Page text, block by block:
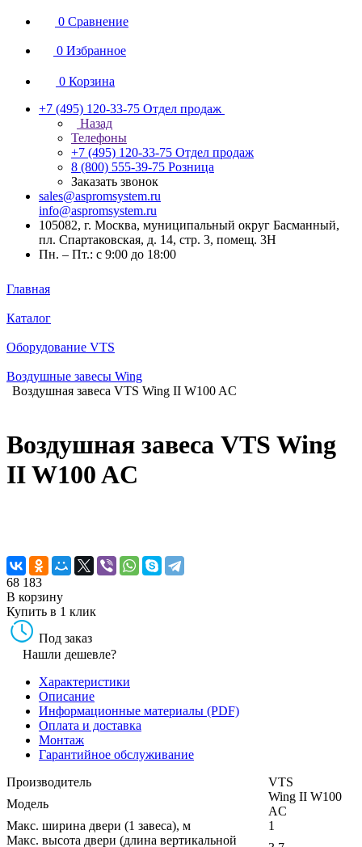
0 Сравнение
0 Избранное
0 Корзина
+7 (495) 120-33-75 Отдел продаж
Назад
Телефоны
+7 (495) 120-33-75 Отдел продаж
8 (800) 555-39-75 Розница
Заказать звонок
sales@aspromsystem.ru
info@aspromsystem.ru
105082, г. Москва, муниципальный округ Басманный,
пл. Спартаковская, д. 14, стр. 3, помещ. 3Н
Пн. – Пт.: с 9:00 до 18:00
Главная
Каталог
Оборудование VTS
Воздушные завесы Wing
Воздушная завеса VTS Wing II W100 AC
Воздушная завеса VTS Wing
II W100 AC
68 183
В корзину
Купить в 1 клик
Под заказ
Нашли дешевле?
Характеристики
Описание
Информационные материалы (PDF)
Оплата и доставка
Монтаж
Гарантийное обслуживание
Производитель
VTS
Модель
Wing II W100
AC
Макс. ширина двери (1 завеса), м
1
Макс. высота двери (длина вертикальной